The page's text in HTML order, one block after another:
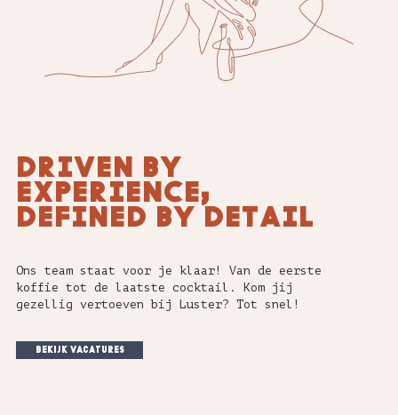
DRIVEN BY
EXPERIENCE,
DEFINED BY DETAIL
Ons team staat voor je klaar! Van de eerste
koffie tot de laatste cocktail. Kom jij
gezellig vertoeven bij Luster? Tot snel!
bekijk vacatures